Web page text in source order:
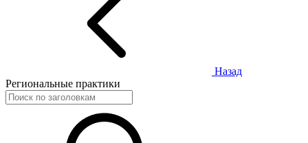
Назад
Региональные практики